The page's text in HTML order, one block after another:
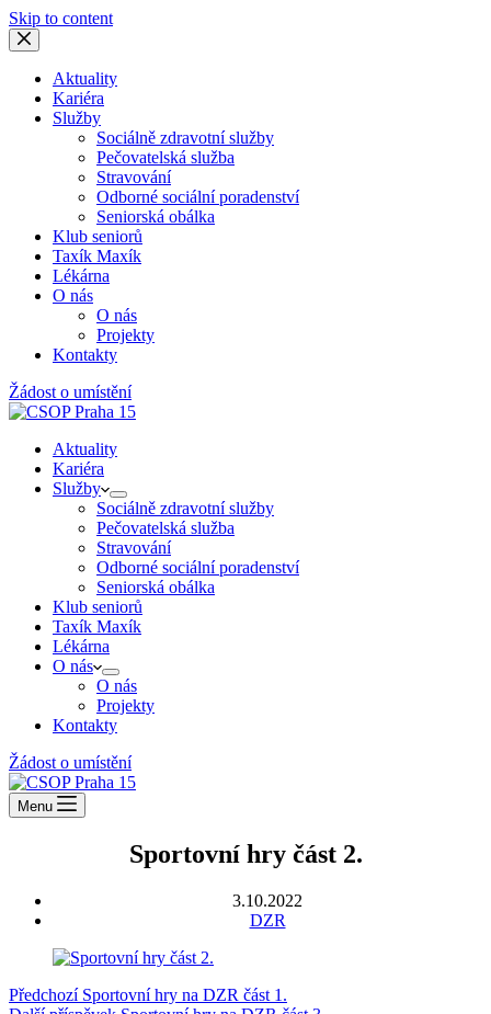
Skip to content
Aktuality
Kariéra
Služby
Sociálně zdravotní služby
Pečovatelská služba
Stravování
Odborné sociální poradenství
Seniorská obálka
Klub seniorů
Taxík Maxík
Lékárna
O nás
O nás
Projekty
Kontakty
Žádost o umístění
Aktuality
Kariéra
Služby
Sociálně zdravotní služby
Pečovatelská služba
Stravování
Odborné sociální poradenství
Seniorská obálka
Klub seniorů
Taxík Maxík
Lékárna
O nás
O nás
Projekty
Kontakty
Žádost o umístění
Menu
Sportovní hry část 2.
3.10.2022
DZR
Předchozí Sportovní hry na DZR část 1.